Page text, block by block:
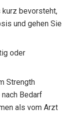
bevorsteht,
und gehen Sie
oder
Strength
Bedarf
als vom Arzt